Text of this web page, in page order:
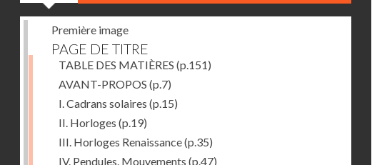
Première image
PAGE DE TITRE
TABLE DES MATIÈRES (p.151)
AVANT-PROPOS (p.7)
I. Cadrans solaires (p.15)
II. Horloges (p.19)
III. Horloges Renaissance(p.35)
IV. Pendules. Mouvements (p.47)